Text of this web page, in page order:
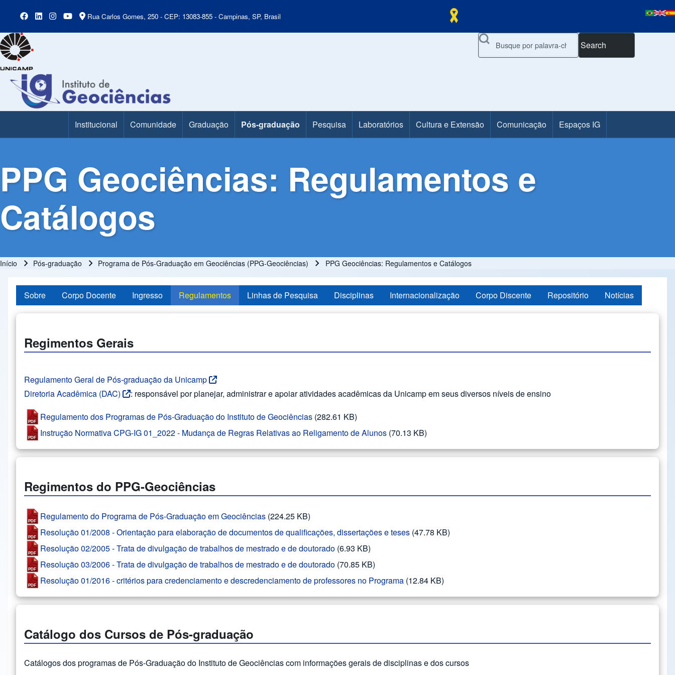
Rua Carlos Gomes, 250 - CEP: 13083-855 - Campinas, SP, Brasil
Search
Main MenuInstitucional Comunidade Graduação Pós-graduação Pesquisa Laboratórios Cultura e Extensão Comunicação Espaços IG
PPG Geociências: Regulamentos e
Catálogos
Trilha de navegação
Início Pós-graduação Programa de Pós-Graduação em Geociências (PPG-Geociências) PPG Geociências: Regulamentos e Catálogos
Sobre Corpo Docente Ingresso Regulamentos Linhas de Pesquisa Disciplinas Internacionalização Corpo Discente Repositório Notícias
Regimentos Gerais
Regulamento Geral de Pós-graduação da Unicamp
Diretoria Acadêmica (DAC)
: responsável por planejar, administrar e apoiar atividades acadêmicas da Unicamp em seus diversos níveis de ensino
Regulamento dos Programas de Pós-Graduação do Instituto de Geociências (282.61 KB)
Instrução Normativa CPG-IG 01_2022 - Mudança de Regras Relativas ao Religamento de Alunos (70.13 KB)
Regimentos do PPG-Geociências
Regulamento do Programa de Pós-Graduação em Geociências (224.25 KB)
Resolução 01/2008 - Orientação para elaboração de documentos de qualificações, dissertações e teses (47.78 KB)
Resolução 02/2005 - Trata de divulgação de trabalhos de mestrado e de doutorado (6.93 KB)
Resolução 03/2006 - Trata de divulgação de trabalhos de mestrado e de doutorado (70.85 KB)
Resolução 01/2016 - critérios para credenciamento e descredenciamento de professores no Programa (12.84 KB)
Catálogo dos Cursos de Pós-graduação
Catálogos dos programas de Pós-Graduação do Instituto de Geociências com informações gerais de disciplinas e dos cursos